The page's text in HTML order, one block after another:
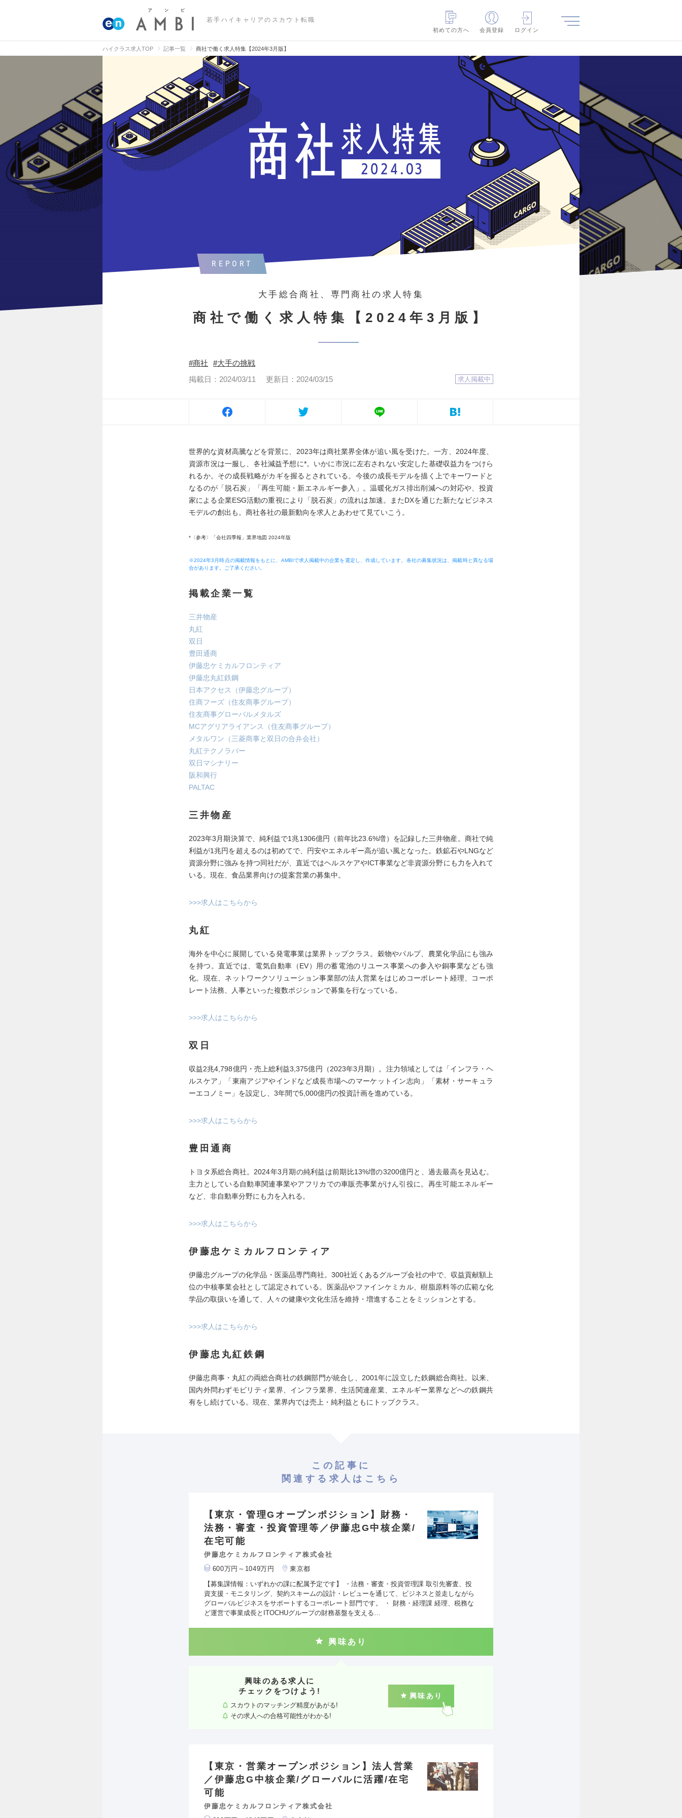
若手ハイキャリアのスカウト転職
初めての方へ
会員登録 ログイン
ハイクラス求人TOP 記事一覧 商社で働く求人特集【2024年3月版】
REPORT
大手総合商社、専門商社の求人特集
商社で働く求人特集【2024年3月版】
商社
大手の挑戦
掲載日：2024/03/11
更新日：2024/03/15 求人掲載中
世界的な資材高騰などを背景に、2023年は商社業界全体が追い風を受けた。一方、2024年度、
資源市況は一服し、各社減益予想に*。いかに市況に左右されない安定した基礎収益力をつけら
れるか。その成長戦略がカギを握るとされている。今後の成長モデルを描く上でキーワードと
なるのが「脱石炭」「再生可能・新エネルギー参入」。温暖化ガス排出削減への対応や、投資
家による企業ESG活動の重視により「脱石炭」の流れは加速。またDXを通じた新たなビジネス
モデルの創出も。商社各社の最新動向を求人とあわせて見ていこう。
*〈参考〉「会社四季報」業界地図 2024年版
※2024年3月時点の掲載情報をもとに、AMBIで求人掲載中の企業を選定し、作成しています。各社の募集状況は、掲載時と異なる場
合があります。ご了承ください。
掲載企業一覧
三井物産
丸紅
双日
豊田通商
伊藤忠ケミカルフロンティア
伊藤忠丸紅鉄鋼
日本アクセス（伊藤忠グループ）
住商フーズ（住友商事グループ）
住友商事グローバルメタルズ
MCアグリアライアンス（住友商事グループ）
メタルワン（三菱商事と双日の合弁会社）
丸紅テクノラバー
双日マシナリー
阪和興行
PALTAC
三井物産
2023年3月期決算で、純利益で1兆1306億円（前年比23.6%増）を記録した三井物産。商社で純
利益が1兆円を超えるのは初めてで、円安やエネルギー高が追い風となった。鉄鉱石やLNGなど
資源分野に強みを持つ同社だが、直近ではヘルスケアやICT事業など非資源分野にも力を入れて
いる。現在、食品業界向けの提案営業の募集中。
>>>求人はこちらから
丸紅
海外を中心に展開している発電事業は業界トップクラス。穀物やパルプ、農業化学品にも強み
を持つ。直近では、電気自動車（EV）用の蓄電池のリユース事業への参入や銅事業なども強
化。現在、ネットワークソリューション事業部の法人営業をはじめコーポレート経理、コーポ
レート法務、人事といった複数ポジションで募集を行なっている。
>>>求人はこちらから
双日
収益2兆4,798億円・売上総利益3,375億円（2023年3月期）。注力領域としては「インフラ・ヘ
ルスケア」「東南アジアやインドなど成長市場へのマーケットイン志向」「素材・サーキュラ
ーエコノミー」を設定し、3年間で5,000億円の投資計画を進めている。
>>>求人はこちらから
豊田通商
トヨタ系総合商社。2024年3月期の純利益は前期比13%増の3200億円と、過去最高を見込む。
主力としている自動車関連事業やアフリカでの車販売事業がけん引役に。再生可能エネルギー
など、非自動車分野にも力を入れる。
>>>求人はこちらから
伊藤忠ケミカルフロンティア
伊藤忠グループの化学品・医薬品専門商社。300社近くあるグループ会社の中で、収益貢献額上
位の中核事業会社として認定されている。医薬品やファインケミカル、樹脂原料等の広範な化
学品の取扱いを通して、人々の健康や文化生活を維持・増進することをミッションとする。
>>>求人はこちらから
伊藤忠丸紅鉄鋼
伊藤忠商事・丸紅の両総合商社の鉄鋼部門が統合し、2001年に設立した鉄鋼総合商社。以来、
国内外問わずモビリティ業界、インフラ業界、生活関連産業、エネルギー業界などへの鉄鋼共
有をし続けている。現在、業界内では売上・純利益ともにトップクラス。
この記事に
関連する求人はこちら
【東京・管理Gオープンポジション】財務・
法務・審査・投資管理等／伊藤忠G中核企業/
在宅可能
伊藤忠ケミカルフロンティア株式会社
600万円～1049万円
東京都
【募集課情報：いずれかの課に配属予定です】 ・法務・審査・投資管理課 取引先審査、投
資支援・モニタリング、契約スキームの設計・レビューを通じて、ビジネスと並走しながら
グローバルビジネスをサポートするコーポレート部門です。 ・ 財務・経理課 経理、税務な
ど運営で事業成長とITOCHUグループの財務基盤を支える…
興味あり
興味のある求人に
チェックをつけよう!
スカウトのマッチング精度があがる!
その求人への合格可能性がわかる!
興味あり
【東京・営業オープンポジション】法人営業
／伊藤忠G中核企業/グローバルに活躍/在宅
可能
伊藤忠ケミカルフロンティア株式会社